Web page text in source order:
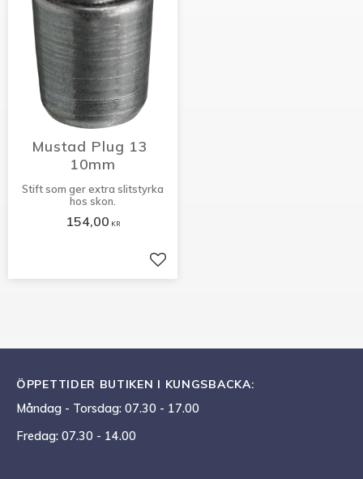
Mustad Plug 13
10mm
Stift som ger extra slitstyrka
hos skon.
154,00 KR
Lägg till i favoriter
ÖPPETTIDER BUTIKEN I KUNGSBACKA:
Måndag - Torsdag: 07.30 - 17.00
Fredag: 07.30 - 14.00